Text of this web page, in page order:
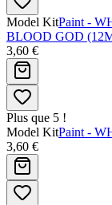
Model KitPaint -
BLOOD GOD
3,60 €
Plus que 5 !
Model KitPaint -
3,60 €